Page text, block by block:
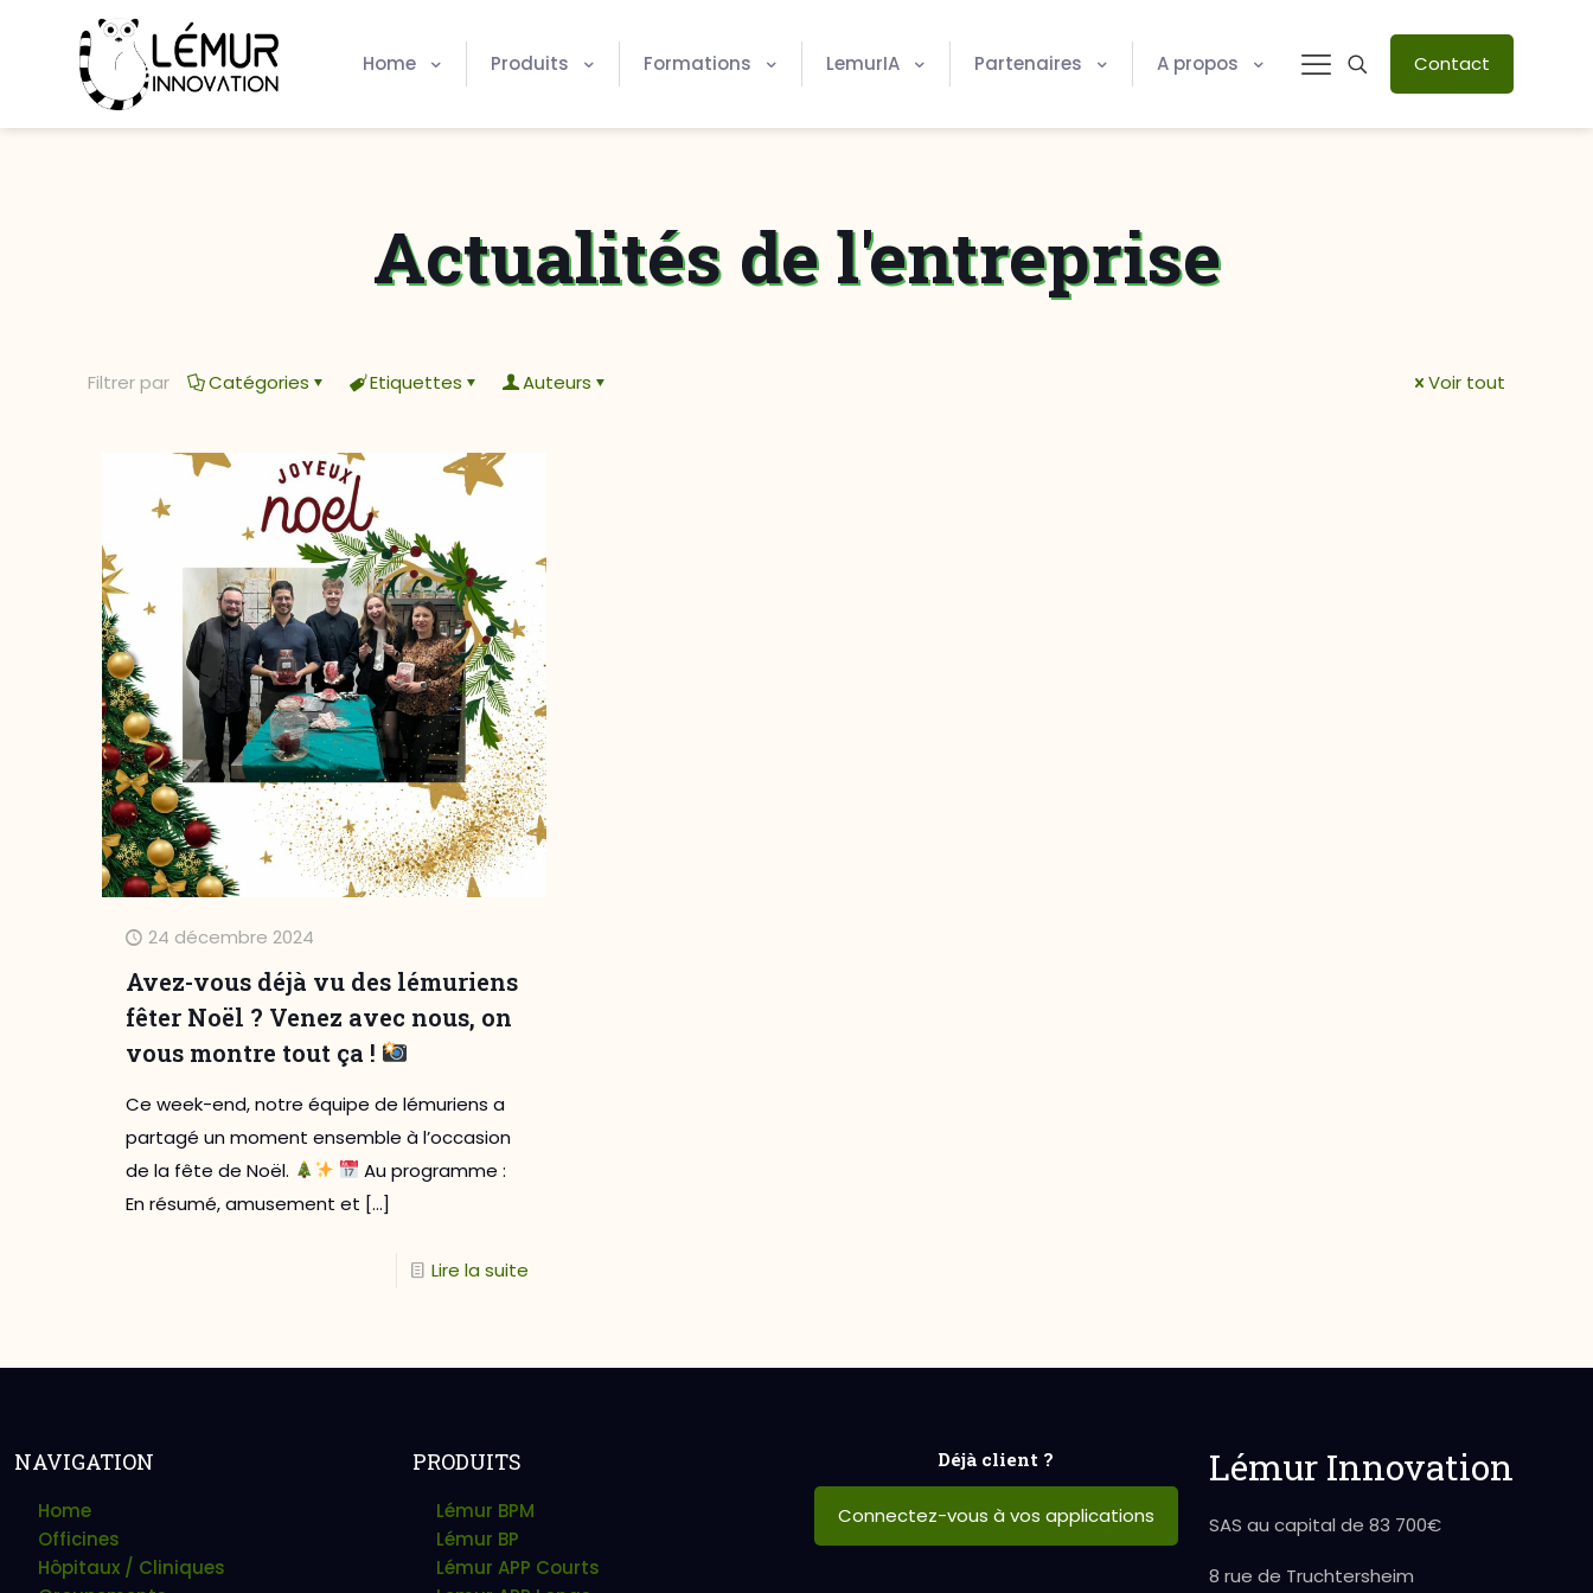
Home Produits Formations LemurIA Partenaires A propos Contact
Actualités de l'entreprise
Filtrer par Catégories Etiquettes Auteurs Voir tout
24 décembre 2024
Avez-vous déjà vu des lémuriens
fêter Noël ? Venez avec nous, on
vous montre tout ça !
Ce week-end, notre équipe de lémuriens a
partagé un moment ensemble à l’occasion
de la fête de Noël.
Au programme :
En résumé, amusement et […]
Lire la suite
NAVIGATION
Home
Officines
Hôpitaux / Cliniques
PRODUITS
Lémur BPM
Lémur BP
Lémur APP Courts
Déjà client ?
Connectez-vous à vos applications
Lémur Innovation
SAS au capital de 83 700€
8 rue de Truchtersheim